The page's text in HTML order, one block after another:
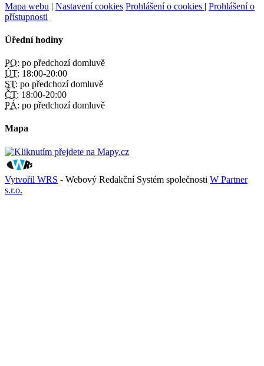
Mapa webu | Nastavení cookies Prohlášení o cookies | Prohlášení o
přístupnosti
Úřední hodiny
PO: po předchozí domluvě
ÚT: 18:00-20:00
ST: po předchozí domluvě
ČT: 18:00-20:00
PÁ: po předchozí domluvě
Mapa
Vytvořil WRS - Webový Redakční Systém společnosti W Partner
s.r.o.